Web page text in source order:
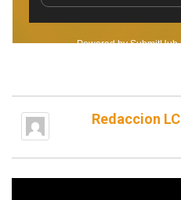
Redaccion LC